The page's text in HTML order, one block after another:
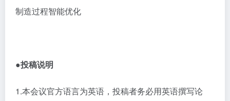
制造过程智能优化
●投稿说明
1.本会议官方语言为英语，投稿者务必用英语撰写论